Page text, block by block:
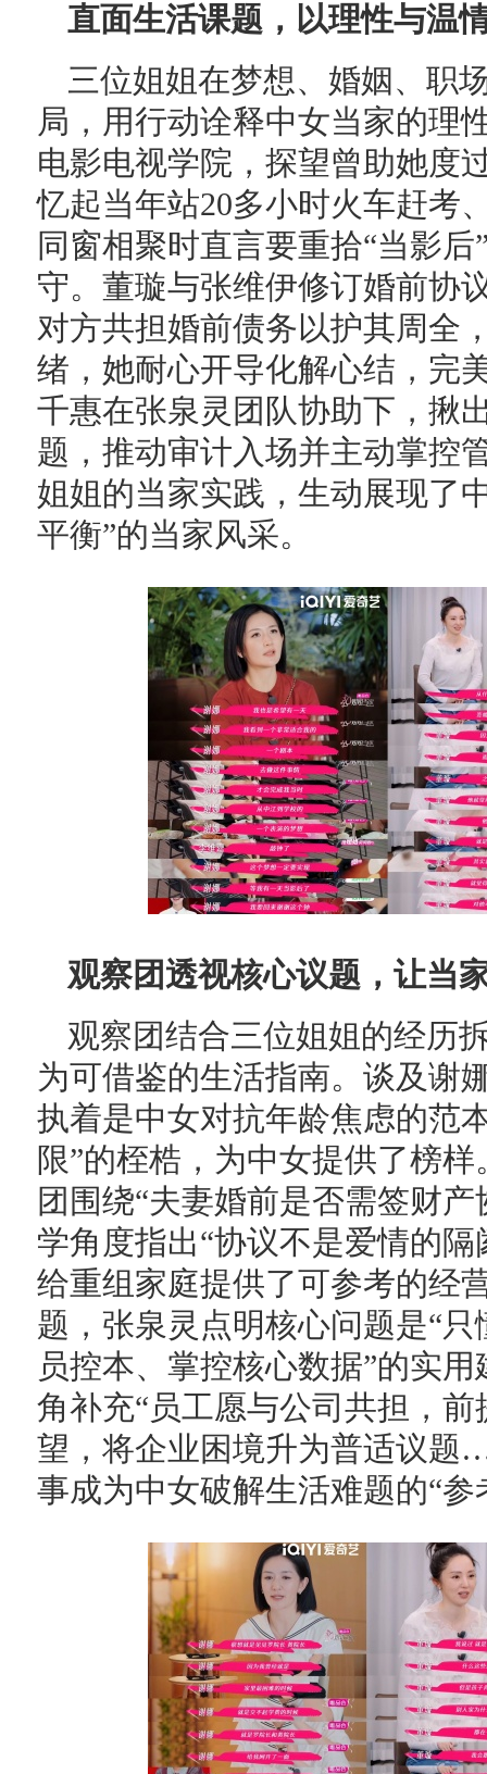
直面生活课题，以理性与温
三位姐姐在梦想、婚姻、职
局，用行动诠释中女当家的理
电影电视学院，探望曾助她度
忆起当年站20多小时火车赶考
同窗相聚时直言要重拾“当影
守。董璇与张维伊修订婚前协
对方共担婚前债务以护其周全
绪，她耐心开导化解心结，完
千惠在张泉灵团队协助下，揪
题，推动审计入场并主动掌控
姐姐的当家实践，生动展现了
平衡”的当家风采。
观察团透视核心议题，让当
观察团结合三位姐姐的经历
为可借鉴的生活指南。谈及谢
执着是中女对抗年龄焦虑的范
限”的桎梏，为中女提供了榜
团围绕“夫妻婚前是否需签财
学角度指出“协议不是爱情的
给重组家庭提供了可参考的经
题，张泉灵点明核心问题是“
员控本、掌控核心数据”的实
角补充“员工愿与公司共担，
望，将企业困境升为普适议
事成为中女破解生活难题的“参